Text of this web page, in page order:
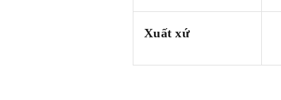
Xuất xứ